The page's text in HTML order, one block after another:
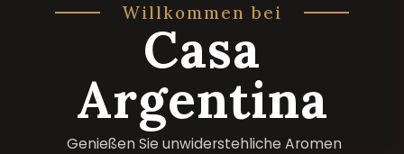
Willkommen bei
Casa
Argentina
Genießen Sie unwiderstehliche Aromen